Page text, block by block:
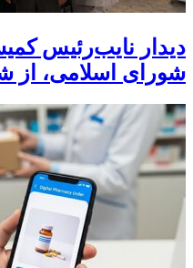
دیدار نایب‌رئیس
شورای اسلامی، از